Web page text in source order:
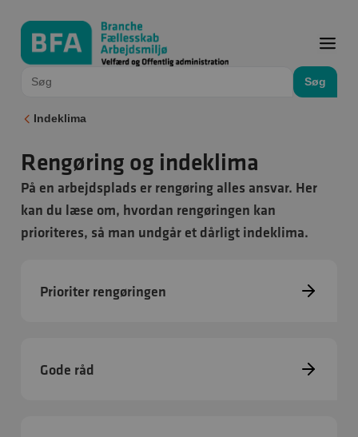
Søg
Indeklima
Rengøring og indeklima
På en arbejdsplads er rengøring alles ansvar. Her
kan du læse om, hvordan rengøringen kan
prioriteres, så man undgår et dårligt indeklima.
Prioriter rengøringen
Gode råd